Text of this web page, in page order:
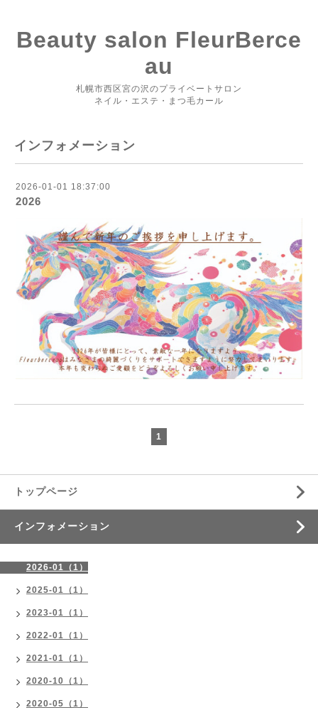
Beauty salon FleurBerce
au
札幌市西区宮の沢のプライベートサロン
ネイル・エステ・まつ毛カール
インフォメーション
2026-01-01 18:37:00
2026
1
トップページ
インフォメーション
2026-01（1）
2025-01（1）
2023-01（1）
2022-01（1）
2021-01（1）
2020-10（1）
2020-05（1）